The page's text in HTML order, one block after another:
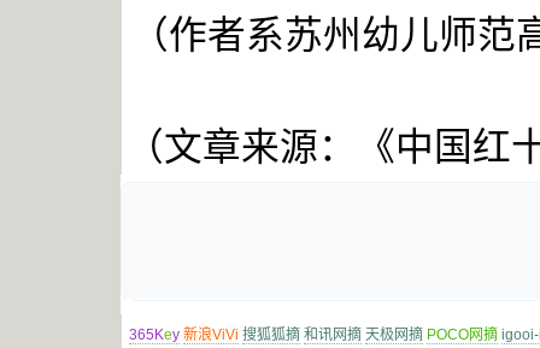
（作者系苏州幼儿师
（文章来源：《中国红
365Key 新浪ViVi 搜狐狐摘 和讯网摘 天极网摘 POCO网摘